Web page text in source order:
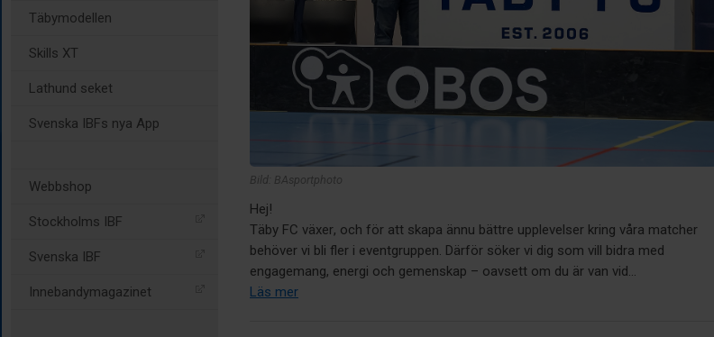
Täbymodellen
Skills XT
Lathund seket
Svenska IBFs nya App
Webbshop
Stockholms IBF
Svenska IBF
Innebandymagazinet
Bild: BAsportphoto
Hej!
Täby FC växer, och för att skapa ännu bättre upplevelser kring våra matcher
behöver vi bli fler i eventgruppen. Därför söker vi dig som vill bidra med
engagemang, energi och gemenskap – oavsett om du är van vid...
Läs mer